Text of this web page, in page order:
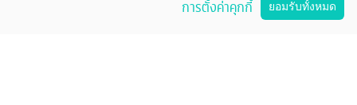
การตั้งค่าคุกกี้
ยอมรับทั้งหมด